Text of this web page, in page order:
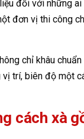
đối với những
đơn vị thi công
chỉ khâu
trí, biên độ một
cách xà